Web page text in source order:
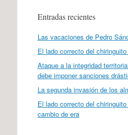
Entradas recientes
Las vacaciones de Pedro
El lado correcto del chiringuito
Ataque a la integridad
debe imponer sanciones
La segunda invasión de los
El lado correcto del
cambio de era